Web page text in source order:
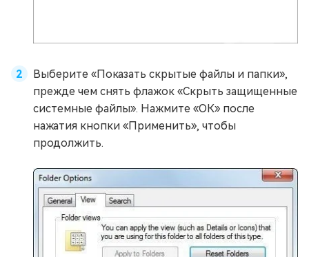
Выберите «Показать скрытые файлы и папки»,
прежде чем снять флажок «Скрыть защищенные
системные файлы». Нажмите «ОК» после
нажатия кнопки «Применить», чтобы
продолжить.